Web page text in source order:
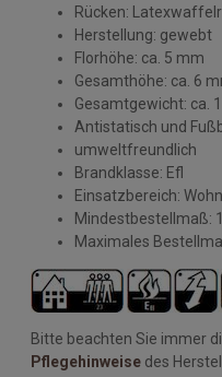
Rücken:
Herstellung: gewebt
Florhöhe: ca. 5 mm
Gesamthöhe: ca. 6
Gesamtgewicht: ca.
Antistatisch und
umweltfreundlich
Brandklasse: Efl
Einsatzbereich:
Mindestbestellmaß:
Maximales
Bitte beachten Sie immer
Pflegehinweise des